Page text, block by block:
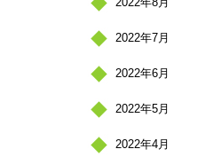
2022年7月
2022年6月
2022年5月
2022年4月